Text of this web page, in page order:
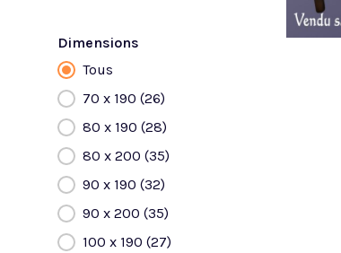
Dimensions
Dimensions
Tous
70 x 190 (26)
80 x 190 (28)
80 x 200 (35)
90 x 190 (32)
90 x 200 (35)
100 x 190 (27)